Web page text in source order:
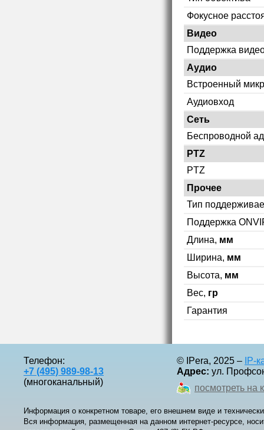
Фокусное
Видео
Поддержка
Аудио
Встроенный
Аудиовход
Сеть
Беспроводной
PTZ
PTZ
Прочее
Тип
Поддержка
Длина, мм
Ширина, мм
Высота, мм
Вес, гр
Гарантия
Телефон:
+7 (495) 989-98-13
(многоканальный)
© IPera, 2025 – IP-
Адрес: ул.
посмотреть на
Информация о конкретном товаре, его внешнем виде и
Вся информация, размещенная на данном интернет-ресурсе,